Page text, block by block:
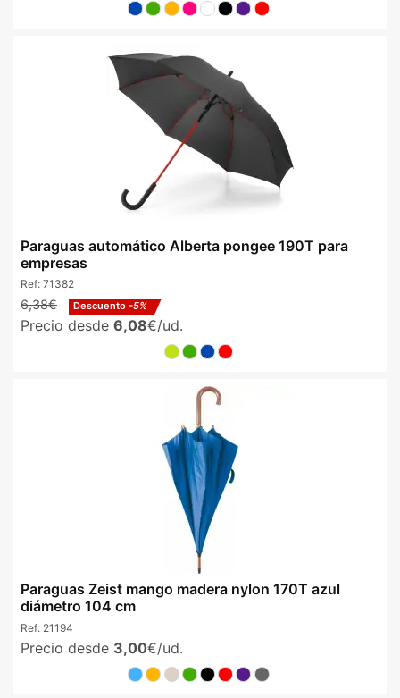
Paraguas automático Alberta pongee 190T para
empresas
Ref: 71382
6,38€ Descuento -5%
Precio desde 6,08€/ud.
Paraguas Zeist mango madera nylon 170T azul
diámetro 104 cm
Ref: 21194
Precio desde 3,00€/ud.